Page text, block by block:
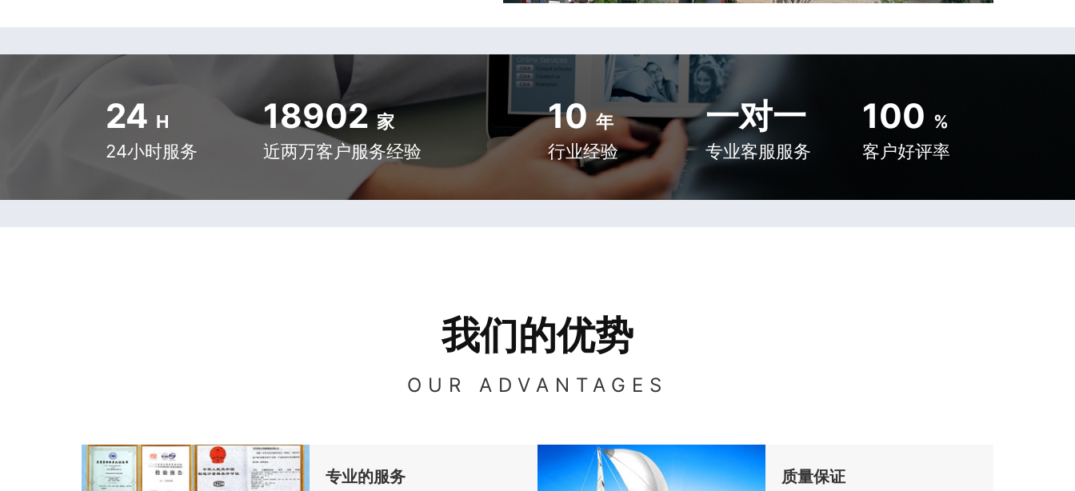
24 H
24小时服务
18902 家
近两万客户服务经验
10 年
行业经验
一对一
专业客服服务
100 %
客户好评率
我们的优势
OUR ADVANTAGES
专业的服务 质量保证